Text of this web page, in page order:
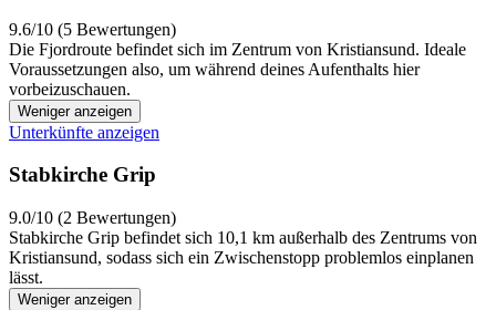
9.6/10 (5 Bewertungen)
Die Fjordroute befindet sich im Zentrum von Kristiansund. Ideale
Voraussetzungen also, um während deines Aufenthalts hier
vorbeizuschauen.
Weniger anzeigen
Unterkünfte anzeigen
Stabkirche Grip
9.0/10 (2 Bewertungen)
Stabkirche Grip befindet sich 10,1 km außerhalb des Zentrums von
Kristiansund, sodass sich ein Zwischenstopp problemlos einplanen
lässt.
Weniger anzeigen